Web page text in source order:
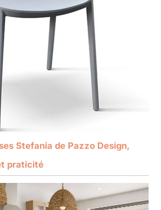
Stefania de Pazzo Design,
praticité